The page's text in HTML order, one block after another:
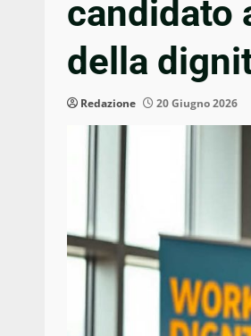
candidato
della
Redazione 20 Giugno 2026